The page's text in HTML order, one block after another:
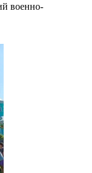
военно-